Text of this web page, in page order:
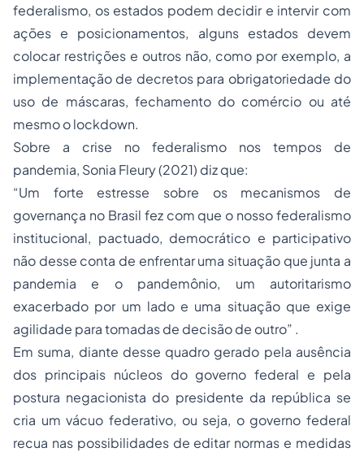
federalismo, os estados podem decidir e intervir com
ações e posicionamentos, alguns estados devem
colocar restrições e outros não, como por exemplo, a
implementação de decretos para obrigatoriedade do
uso de máscaras, fechamento do comércio ou até
mesmo o lockdown.
Sobre a crise no federalismo nos tempos de
pandemia, Sonia Fleury (2021) diz que:
“Um forte estresse sobre os mecanismos de
governança no Brasil fez com que o nosso federalismo
institucional, pactuado, democrático e participativo
não desse conta de enfrentar uma situação que junta a
pandemia e o pandemônio, um autoritarismo
exacerbado por um lado e uma situação que exige
agilidade para tomadas de decisão de outro” .
Em suma, diante desse quadro gerado pela ausência
dos principais núcleos do governo federal e pela
postura negacionista do presidente da república se
cria um vácuo federativo, ou seja, o governo federal
recua nas possibilidades de editar normas e medidas